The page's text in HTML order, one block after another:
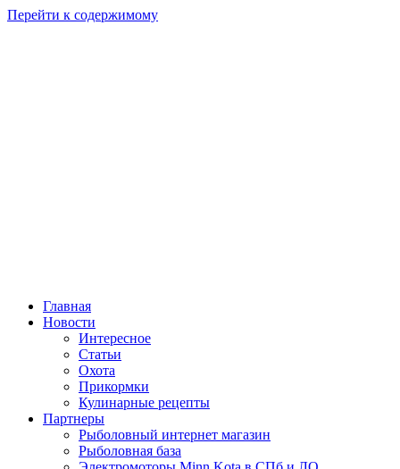
Перейти к содержимому
Главная
Новости
Интересное
Статьи
Охота
Прикормки
Кулинарные рецепты
Партнеры
Рыболовный интернет магазин
Рыболовная база